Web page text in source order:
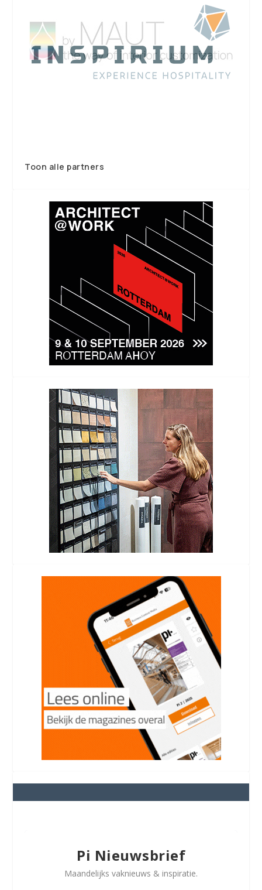
Toon alle partners
Pi Nieuwsbrief
Maandelijks vaknieuws & inspiratie.